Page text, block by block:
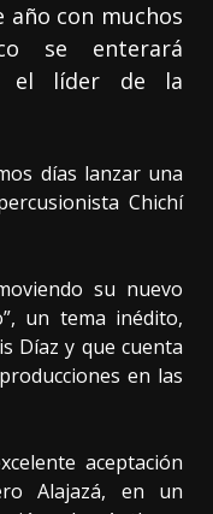
año con muchos
se enterará
el líder de la
días lanzar una
Chichí
su nuevo
un tema inédito,
Díaz y que cuenta
en las
aceptación
Alajazá, en un